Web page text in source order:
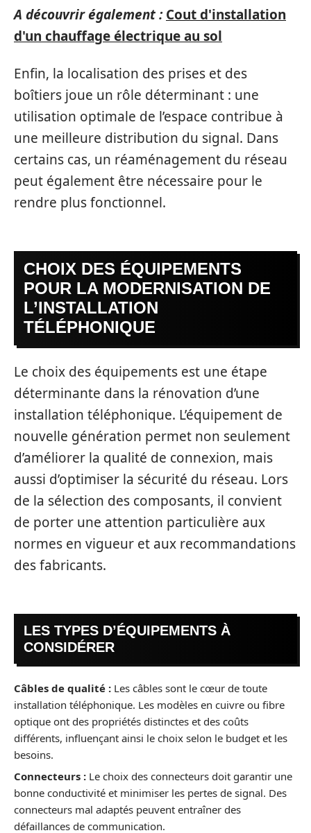
A découvrir également : Cout d'installation
d'un chauffage électrique au sol
Enfin, la localisation des prises et des
boîtiers joue un rôle déterminant : une
utilisation optimale de l’espace contribue à
une meilleure distribution du signal. Dans
certains cas, un réaménagement du réseau
peut également être nécessaire pour le
rendre plus fonctionnel.
CHOIX DES ÉQUIPEMENTS
POUR LA MODERNISATION DE
L’INSTALLATION
TÉLÉPHONIQUE
Le choix des équipements est une étape
déterminante dans la rénovation d’une
installation téléphonique. L’équipement de
nouvelle génération permet non seulement
d’améliorer la qualité de connexion, mais
aussi d’optimiser la sécurité du réseau. Lors
de la sélection des composants, il convient
de porter une attention particulière aux
normes en vigueur et aux recommandations
des fabricants.
LES TYPES D’ÉQUIPEMENTS À
CONSIDÉRER
Câbles de qualité : Les câbles sont le cœur de toute
installation téléphonique. Les modèles en cuivre ou fibre
optique ont des propriétés distinctes et des coûts
différents, influençant ainsi le choix selon le budget et les
besoins.
Connecteurs : Le choix des connecteurs doit garantir une
bonne conductivité et minimiser les pertes de signal. Des
connecteurs mal adaptés peuvent entraîner des
défaillances de communication.